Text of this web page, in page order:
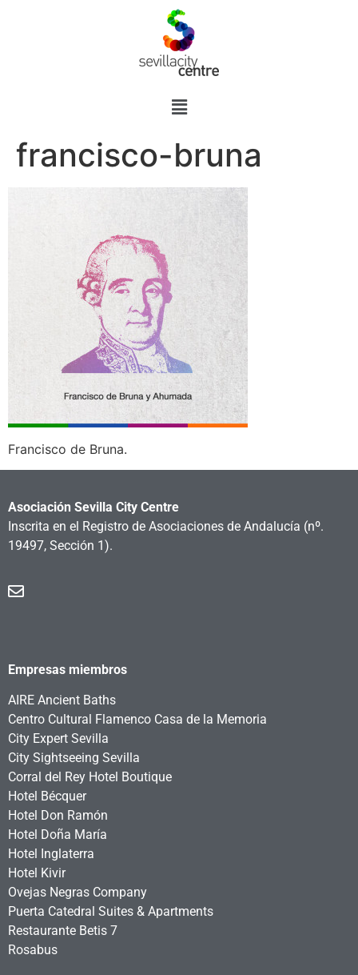
francisco-bruna
Francisco de Bruna.
Asociación Sevilla City Centre
Inscrita en el Registro de Asociaciones de Andalucía (nº.
19497, Sección 1).
Empresas miembros
AIRE Ancient Baths
Centro Cultural Flamenco Casa de la Memoria
City Expert Sevilla
City Sightseeing Sevilla
Corral del Rey Hotel Boutique
Hotel Bécquer
Hotel Don Ramón
Hotel Doña María
Hotel Inglaterra
Hotel Kivir
Ovejas Negras Company
Puerta Catedral Suites & Apartments
Restaurante Betis 7
Rosabus